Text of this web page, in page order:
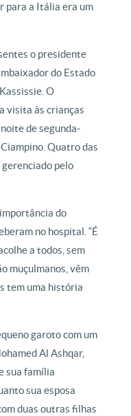
para a Itália era um
o presidente
do Estado
O
visita às crianças
de segunda-
Quatro das
pelo
do
no hospital. “É
a todos, sem
muçulmanos, vêm
tem uma história
garoto com um
Al Ashqar,
sua família
sua esposa
duas outras filhas